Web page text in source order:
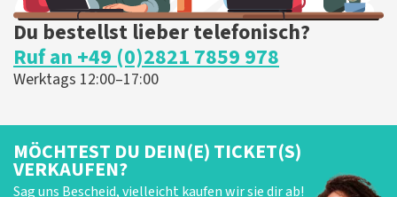
Du bestellst lieber telefonisch?
Ruf an +49 (0)2821 7859 978
Werktags 12:00–17:00
MÖCHTEST DU DEIN(E) TICKET(S)
VERKAUFEN?
Sag uns Bescheid, vielleicht kaufen wir sie dir ab!